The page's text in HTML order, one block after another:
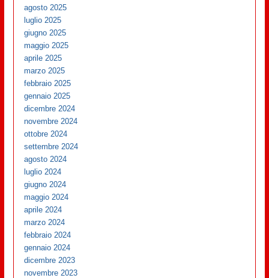
agosto 2025
luglio 2025
giugno 2025
maggio 2025
aprile 2025
marzo 2025
febbraio 2025
gennaio 2025
dicembre 2024
novembre 2024
ottobre 2024
settembre 2024
agosto 2024
luglio 2024
giugno 2024
maggio 2024
aprile 2024
marzo 2024
febbraio 2024
gennaio 2024
dicembre 2023
novembre 2023